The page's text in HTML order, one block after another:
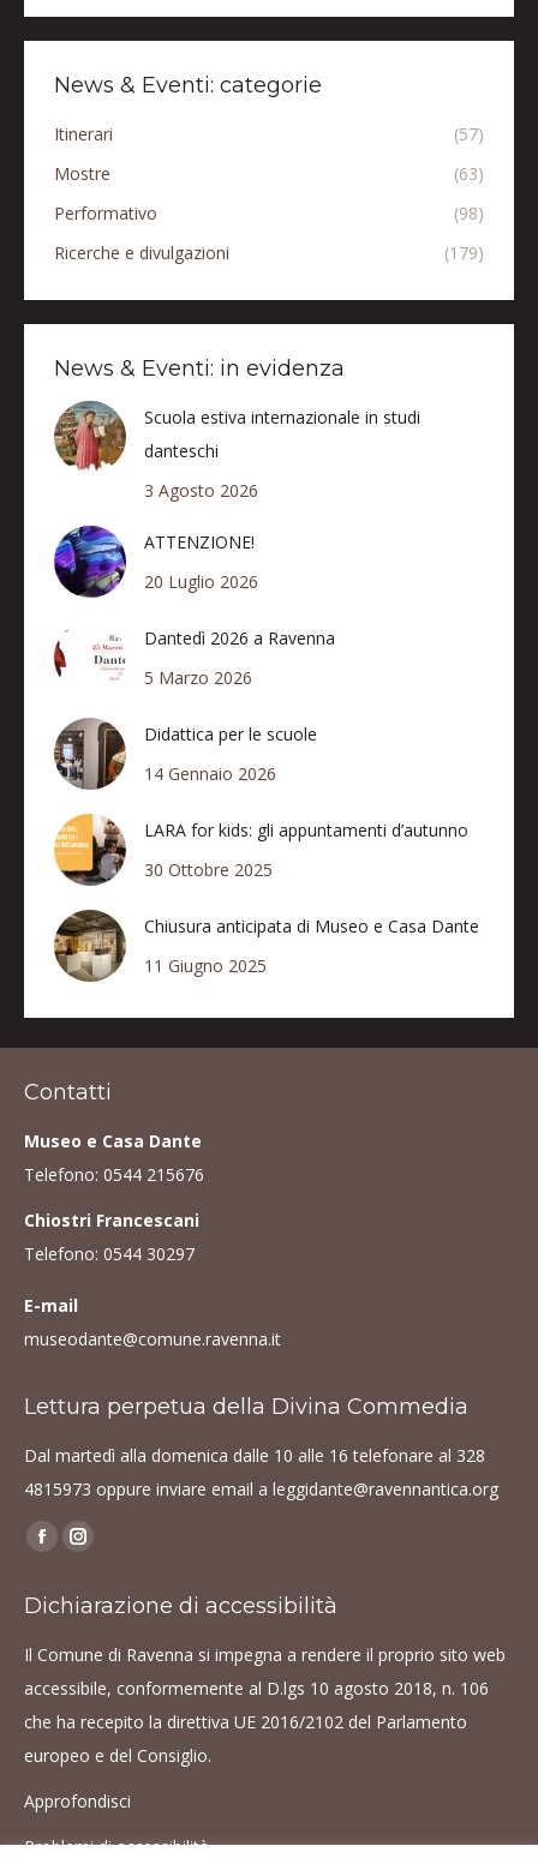
News & Eventi: categorie
Itinerari
(57)
Mostre
(63)
Performativo
(98)
Ricerche e divulgazioni
(179)
News & Eventi: in evidenza
Scuola estiva internazionale in studi
danteschi
3 Agosto 2026
ATTENZIONE!
20 Luglio 2026
Dantedì 2026 a Ravenna
5 Marzo 2026
Didattica per le scuole
14 Gennaio 2026
LARA for kids: gli appuntamenti d’autunno
30 Ottobre 2025
Chiusura anticipata di Museo e Casa Dante
11 Giugno 2025
Contatti
Museo e Casa Dante
Telefono: 0544 215676
Chiostri Francescani
Telefono: 0544 30297
E-mail
museodante@comune.ravenna.it
Lettura perpetua della Divina Commedia
Dal martedì alla domenica dalle 10 alle 16 telefonare al 328
4815973 oppure inviare email a leggidante@ravennantica.org
Find us on:
Facebook
opens
Instagram
opens
Dichiarazione di accessibilità
Il Comune di Ravenna si impegna a rendere il proprio sito web
accessibile, conformemente al D.lgs 10 agosto 2018, n. 106
che ha recepito la direttiva UE 2016/2102 del Parlamento
europeo e del Consiglio.
Approfondisci
Problemi di accessibilità